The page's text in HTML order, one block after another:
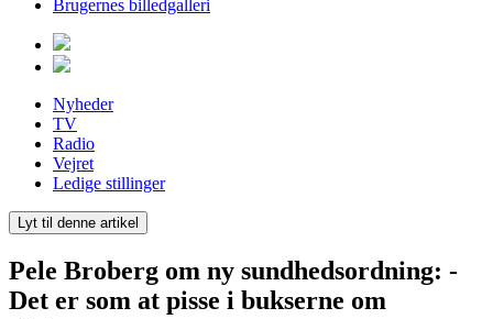
Brugernes billedgalleri
Nyheder
TV
Radio
Vejret
Ledige stillinger
Lyt til denne artikel
Pele Broberg om ny sundhedsordning: -
Det er som at pisse i bukserne om